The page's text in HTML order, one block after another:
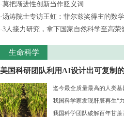
·莫把渐进性创新当作贬义词
·汤涛院士专访王虹：菲尔兹奖得主的数
·3人接力研究，拿下国家自然科学至高荣
生命科学
美国科研团队利用AI设计出可复制
迄今最全质量最高的人类基
我国科学家发现肝脏再生“
我国科学团队破解百年甘蔗